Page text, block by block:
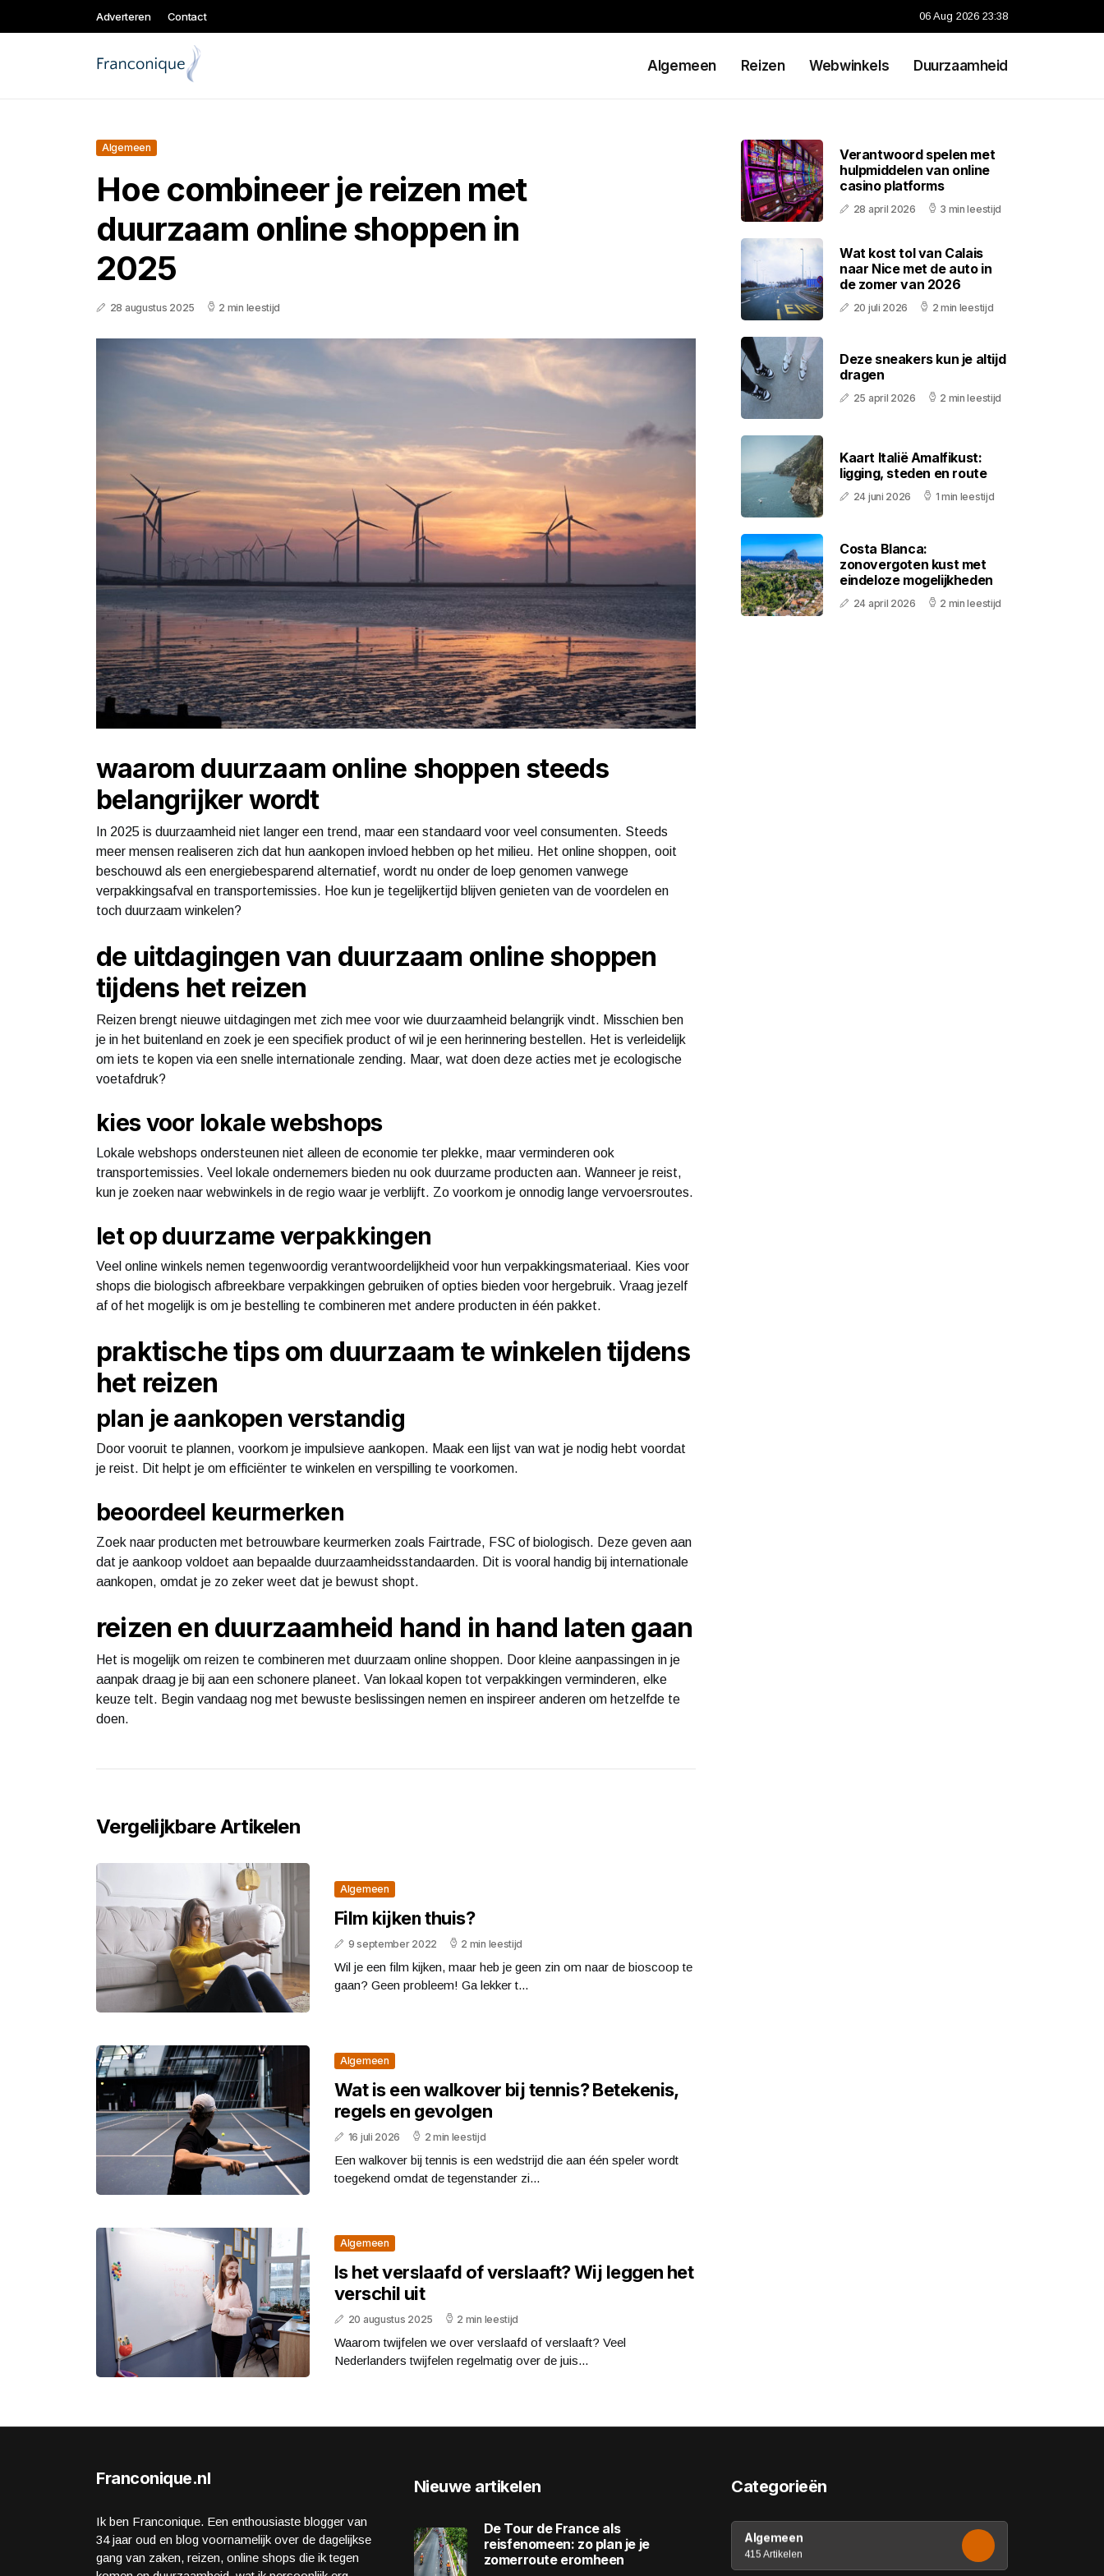
Adverteren Contact 06 Aug 2026 23:38
Algemeen Reizen Webwinkels Duurzaamheid
Algemeen
Hoe combineer je reizen met
duurzaam online shoppen in
2025
28 augustus 2025 2 min leestijd
waarom duurzaam online shoppen steeds
belangrijker wordt
In 2025 is duurzaamheid niet langer een trend, maar een standaard voor veel consumenten. Steeds
meer mensen realiseren zich dat hun aankopen invloed hebben op het milieu. Het online shoppen, ooit
beschouwd als een energiebesparend alternatief, wordt nu onder de loep genomen vanwege
verpakkingsafval en transportemissies. Hoe kun je tegelijkertijd blijven genieten van de voordelen en
toch duurzaam winkelen?
de uitdagingen van duurzaam online shoppen
tijdens het reizen
Reizen brengt nieuwe uitdagingen met zich mee voor wie duurzaamheid belangrijk vindt. Misschien ben
je in het buitenland en zoek je een specifiek product of wil je een herinnering bestellen. Het is verleidelijk
om iets te kopen via een snelle internationale zending. Maar, wat doen deze acties met je ecologische
voetafdruk?
kies voor lokale webshops
Lokale webshops ondersteunen niet alleen de economie ter plekke, maar verminderen ook
transportemissies. Veel lokale ondernemers bieden nu ook duurzame producten aan. Wanneer je reist,
kun je zoeken naar webwinkels in de regio waar je verblijft. Zo voorkom je onnodig lange vervoersroutes.
let op duurzame verpakkingen
Veel online winkels nemen tegenwoordig verantwoordelijkheid voor hun verpakkingsmateriaal. Kies voor
shops die biologisch afbreekbare verpakkingen gebruiken of opties bieden voor hergebruik. Vraag jezelf
af of het mogelijk is om je bestelling te combineren met andere producten in één pakket.
praktische tips om duurzaam te winkelen tijdens
het reizen
plan je aankopen verstandig
Door vooruit te plannen, voorkom je impulsieve aankopen. Maak een lijst van wat je nodig hebt voordat
je reist. Dit helpt je om efficiënter te winkelen en verspilling te voorkomen.
beoordeel keurmerken
Zoek naar producten met betrouwbare keurmerken zoals Fairtrade, FSC of biologisch. Deze geven aan
dat je aankoop voldoet aan bepaalde duurzaamheidsstandaarden. Dit is vooral handig bij internationale
aankopen, omdat je zo zeker weet dat je bewust shopt.
reizen en duurzaamheid hand in hand laten gaan
Het is mogelijk om reizen te combineren met duurzaam online shoppen. Door kleine aanpassingen in je
aanpak draag je bij aan een schonere planeet. Van lokaal kopen tot verpakkingen verminderen, elke
keuze telt. Begin vandaag nog met bewuste beslissingen nemen en inspireer anderen om hetzelfde te
doen.
Vergelijkbare Artikelen
Algemeen
Film kijken thuis?
9 september 2022 2 min leestijd
Wil je een film kijken, maar heb je geen zin om naar de bioscoop te
gaan? Geen probleem! Ga lekker t...
Algemeen
Wat is een walkover bij tennis? Betekenis,
regels en gevolgen
16 juli 2026 2 min leestijd
Een walkover bij tennis is een wedstrijd die aan één speler wordt
toegekend omdat de tegenstander zi...
Algemeen
Is het verslaafd of verslaaft? Wij leggen het
verschil uit
20 augustus 2025 2 min leestijd
Waarom twijfelen we over verslaafd of verslaaft? Veel
Nederlanders twijfelen regelmatig over de juis...
Verantwoord spelen met
hulpmiddelen van online
casino platforms
28 april 2026 3 min leestijd
Wat kost tol van Calais
naar Nice met de auto in
de zomer van 2026
20 juli 2026 2 min leestijd
Deze sneakers kun je altijd
dragen
25 april 2026 2 min leestijd
Kaart Italië Amalfikust:
ligging, steden en route
24 juni 2026 1 min leestijd
Costa Blanca:
zonovergoten kust met
eindeloze mogelijkheden
24 april 2026 2 min leestijd
Franconique.nl
Ik ben Franconique. Een enthousiaste blogger van
34 jaar oud en blog voornamelijk over de dagelijkse
gang van zaken, reizen, online shops die ik tegen
Nieuwe artikelen
De Tour de France als
reisfenomeen: zo plan je je
zomerroute eromheen
Categorieën
Algemeen
415 Artikelen